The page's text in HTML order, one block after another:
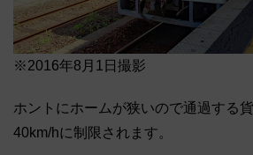
※2016年8月1日撮影
ホントにホームが狭いので通過する
40km/hに制限されます。